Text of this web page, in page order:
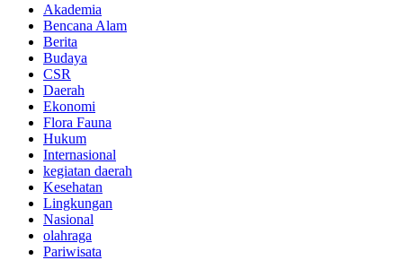
Akademia
Bencana Alam
Berita
Budaya
CSR
Daerah
Ekonomi
Flora Fauna
Hukum
Internasional
kegiatan daerah
Kesehatan
Lingkungan
Nasional
olahraga
Pariwisata